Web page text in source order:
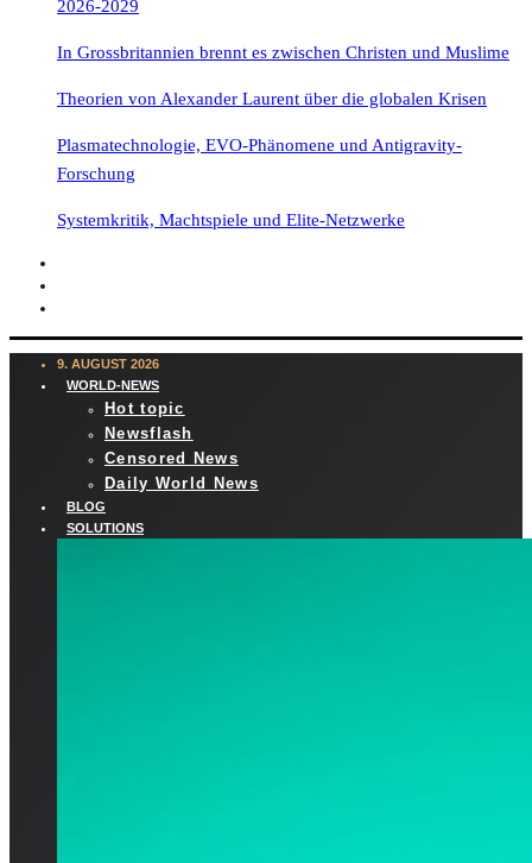
2026-2029
In Grossbritannien brennt es zwischen Christen und Muslime
Theorien von Alexander Laurent über die globalen Krisen
Plasmatechnologie, EVO-Phänomene und Antigravity-
Forschung
Systemkritik, Machtspiele und Elite-Netzwerke
9. AUGUST 2026
WORLD-NEWS
Hot topic
Newsflash
Censored News
Daily World News
BLOG
SOLUTIONS